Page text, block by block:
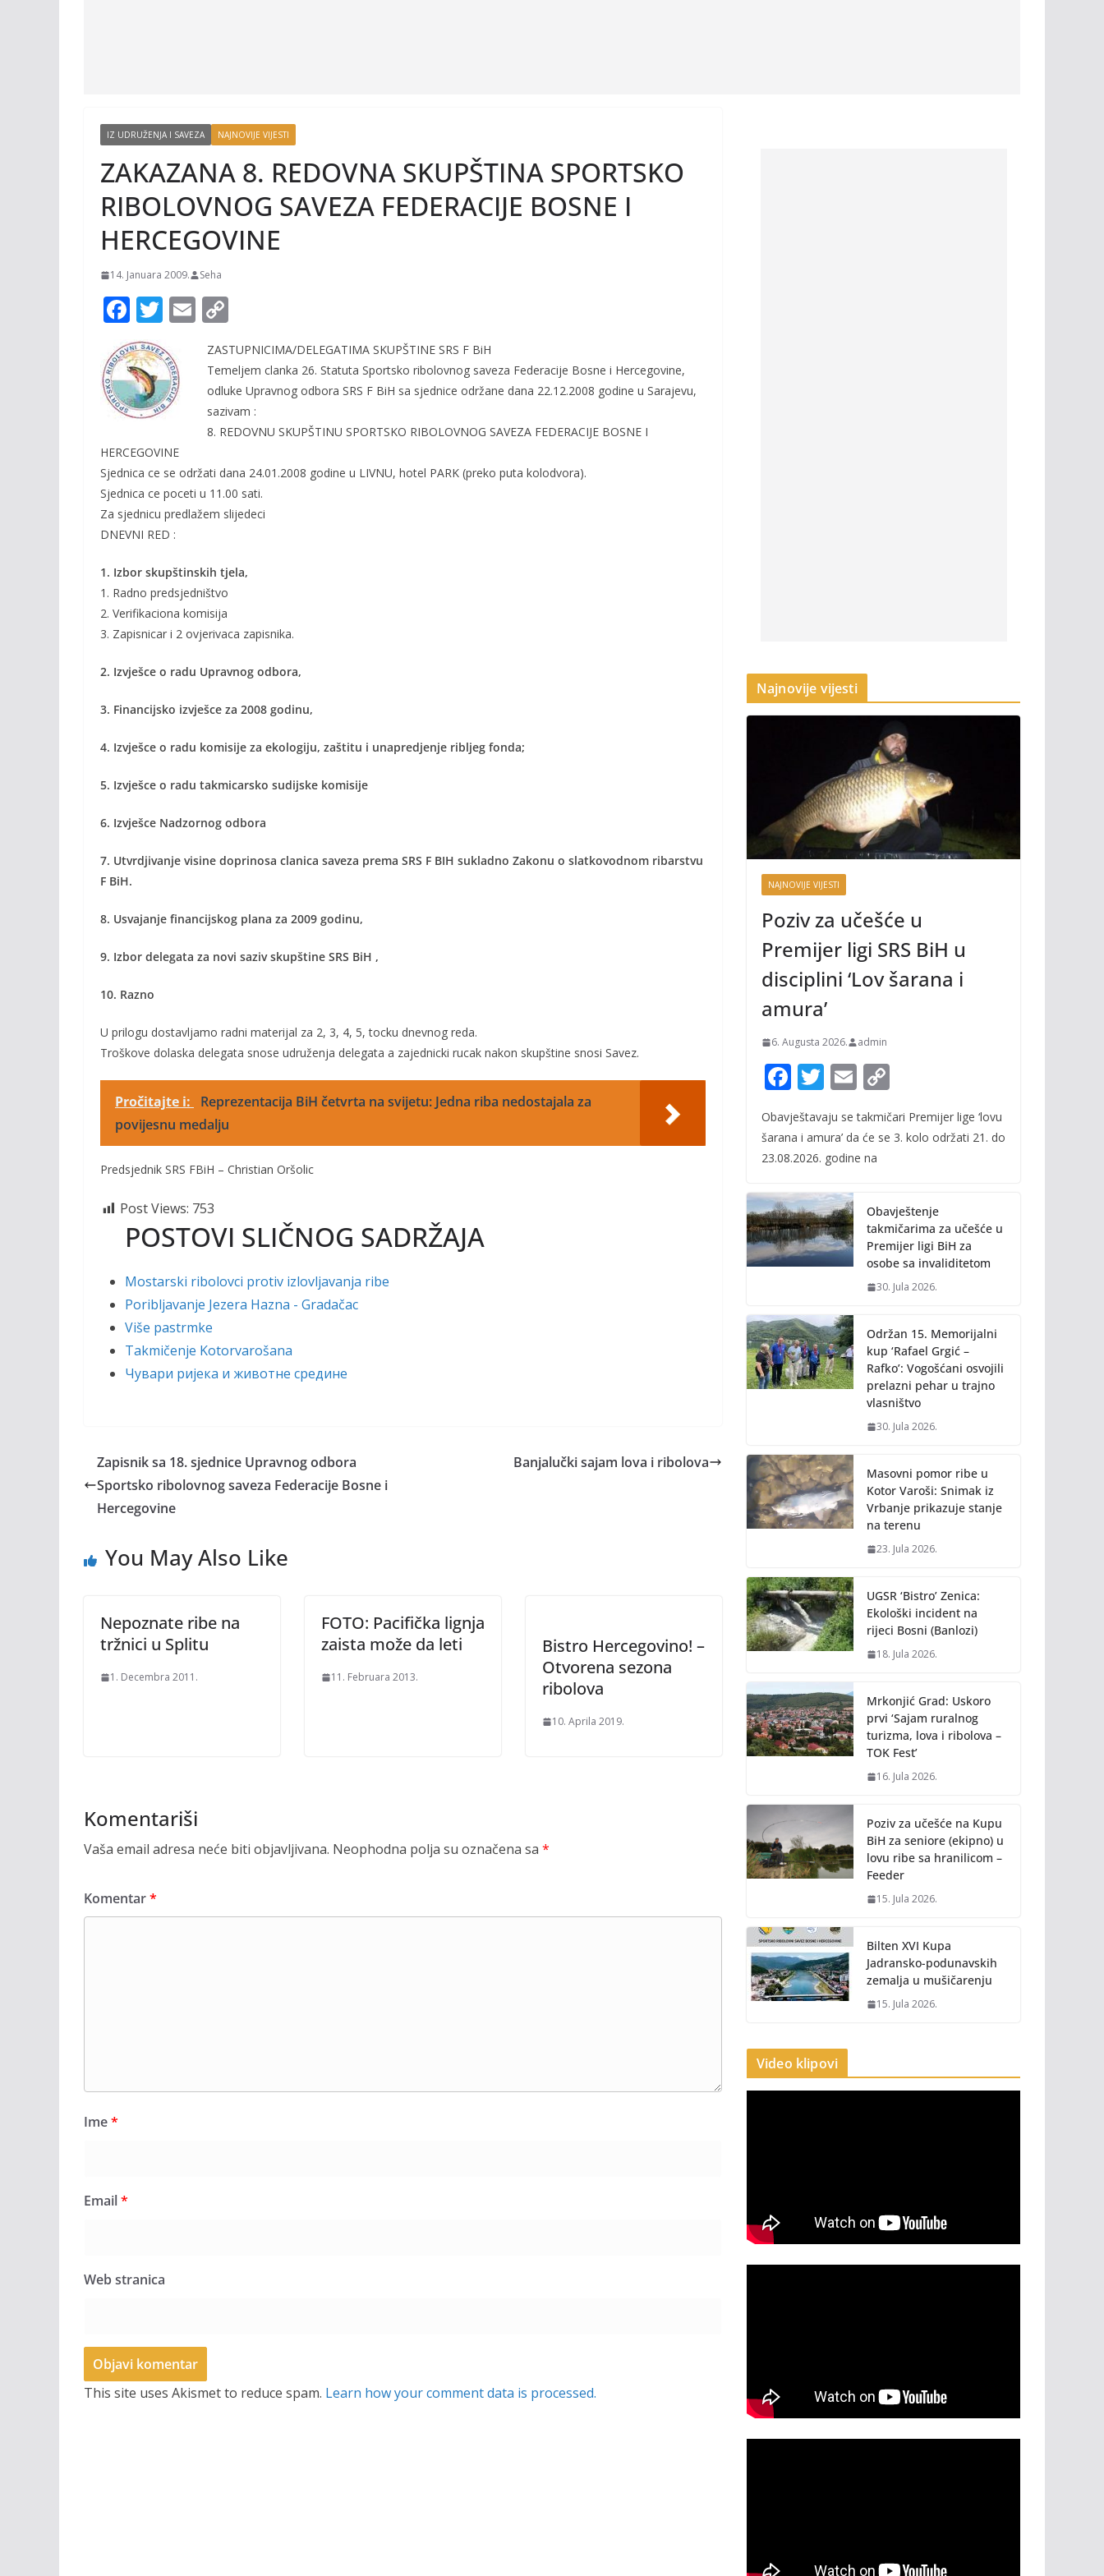
IZ UDRUŽENJA I SAVEZA NAJNOVIJE VIJESTI
ZAKAZANA 8. REDOVNA SKUPŠTINA SPORTSKO
RIBOLOVNOG SAVEZA FEDERACIJE BOSNE I
HERCEGOVINE
14. Januara 2009. Seha
F
ac
e
b
o
o
k
T
itt
er
E
ai p
y
Li
n
k
ZASTUPNICIMA/DELEGATIMA SKUPŠTINE SRS F BiH
Temeljem clanka 26. Statuta Sportsko ribolovnog saveza Federacije Bosne i Hercegovine,
odluke Upravnog odbora SRS F BiH sa sjednice održane dana 22.12.2008 godine u Sarajevu,
sazivam :
8. REDOVNU SKUPŠTINU SPORTSKO RIBOLOVNOG SAVEZA FEDERACIJE BOSNE I
HERCEGOVINE
Sjednica ce se održati dana 24.01.2008 godine u LIVNU, hotel PARK (preko puta kolodvora).
Sjednica ce poceti u 11.00 sati.
Za sjednicu predlažem slijedeci
DNEVNI RED :
1. Izbor skupštinskih tjela,
1. Radno predsjedništvo
2. Verifikaciona komisija
3. Zapisnicar i 2 ovjerivaca zapisnika.
2. Izvješce o radu Upravnog odbora,
3. Financijsko izvješce za 2008 godinu,
4. Izvješce o radu komisije za ekologiju, zaštitu i unapredjenje ribljeg fonda;
5. Izvješce o radu takmicarsko sudijske komisije
6. Izvješce Nadzornog odbora
7. Utvrdjivanje visine doprinosa clanica saveza prema SRS F BIH sukladno Zakonu o slatkovodnom ribarstvu
F BiH.
8. Usvajanje financijskog plana za 2009 godinu,
9. Izbor delegata za novi saziv skupštine SRS BiH ,
10. Razno
U prilogu dostavljamo radni materijal za 2, 3, 4, 5, tocku dnevnog reda.
Troškove dolaska delegata snose udruženja delegata a zajednicki rucak nakon skupštine snosi Savez.
Pročitajte i:
Reprezentacija BiH četvrta na svijetu: Jedna riba nedostajala za
povijesnu medalju
Predsjednik SRS FBiH – Christian Oršolic
Post Views: 753
POSTOVI SLIČNOG SADRŽAJA
Mostarski ribolovci protiv izlovljavanja ribe
Poribljavanje Jezera Hazna - Gradačac
Više pastrmke
Takmičenje Kotorvarošana
Чувари ријека и животне средине
Zapisnik sa 18. sjednice Upravnog odbora
Sportsko ribolovnog saveza Federacije Bosne i
Hercegovine
Banjalučki sajam lova i ribolova
You May Also Like
Nepoznate ribe na
tržnici u Splitu
1. Decembra 2011.
FOTO: Pacifička lignja
zaista može da leti
11. Februara 2013.
Bistro Hercegovino! –
Otvorena sezona
ribolova
10. Aprila 2019.
Komentariši
Vaša email adresa neće biti objavljivana. Neophodna polja su označena sa *
Komentar*
Ime*
Email*
Web stranica
This site uses Akismet to reduce spam. Learn how your comment data is processed.
Najnovije vijesti
NAJNOVIJE VIJESTI
Poziv za učešće u
Premijer ligi SRS BiH u
disciplini ‘Lov šarana i
amura’
6. Augusta 2026. admin
F
ac
e
b
o
k
T
itt
er
E
m
ai
l
o
p
n
k
Obavještavaju se takmičari Premijer lige ‘lovu
šarana i amura’ da će se 3. kolo održati 21. do
23.08.2026. godine na
Obavještenje
takmičarima za učešće u
Premijer ligi BiH za
osobe sa invaliditetom
30. Jula 2026.
Održan 15. Memorijalni
kup ‘Rafael Grgić –
Rafko’: Vogošćani osvojili
prelazni pehar u trajno
vlasništvo
30. Jula 2026.
Masovni pomor ribe u
Kotor Varoši: Snimak iz
Vrbanje prikazuje stanje
na terenu
23. Jula 2026.
UGSR ‘Bistro’ Zenica:
Ekološki incident na
rijeci Bosni (Banlozi)
18. Jula 2026.
Mrkonjić Grad: Uskoro
prvi ‘Sajam ruralnog
turizma, lova i ribolova –
TOK Fest’
16. Jula 2026.
Poziv za učešće na Kupu
BiH za seniore (ekipno) u
lovu ribe sa hranilicom –
Feeder
15. Jula 2026.
Bilten XVI Kupa
Jadransko-podunavskih
zemalja u mušičarenju
15. Jula 2026.
Video klipovi